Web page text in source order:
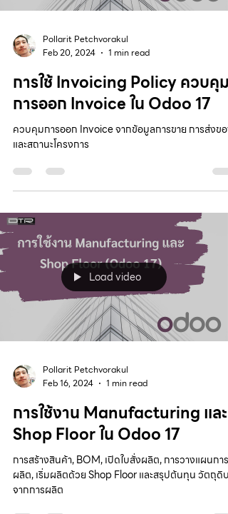
Pollarit Petchvorakul
Feb 20, 2024
1 min read
การใช้ Invoicing Policy ควบคุม
การออก Invoice ใน Odoo 17
ควบคุมการออก Invoice จากข้อมูลการขาย การส่งของ
และสถานะโครงการ
Load video
Pollarit Petchvorakul
Feb 16, 2024
1 min read
การใช้งาน Manufacturing และ
Shop Floor ใน Odoo 17
การสร้างสินค้า, BOM, เปิดใบสั่งผลิต, การวางแผนการ
ผลิต, เริ่มผลิตด้วย Shop Floor และสรุปต้นทุน วัตถุดิบ
จากการผลิต